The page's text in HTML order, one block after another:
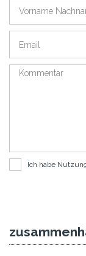
Ich habe